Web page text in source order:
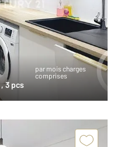
par mois charges
comprises
, 3 pcs